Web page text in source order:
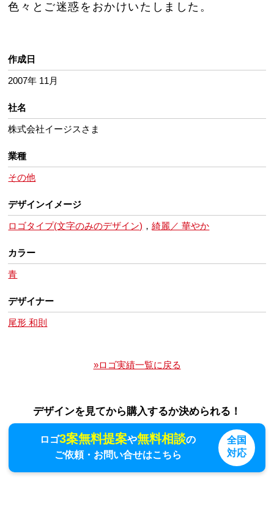
色々とご迷惑をおかけいたしました。
作成日
2007年 11月
社名
株式会社イージスさま
業種
その他
デザインイメージ
ロゴタイプ(文字のみのデザイン) ，綺麗／ 華やか
カラー
青
デザイナー
尾形 和則
»ロゴ実績一覧に戻る
デザインを見てから購入するか決められる！
ロゴ3案無料提案や無料相談の
ご依頼・お問い合せはこちら
全国
対応